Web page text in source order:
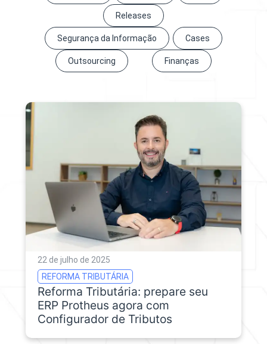
Releases
Segurança da Informação Cases
Outsourcing Finanças
22 de julho de 2025
REFORMA TRIBUTÁRIA
Reforma Tributária: prepare seu
ERP Protheus agora com
Configurador de Tributos